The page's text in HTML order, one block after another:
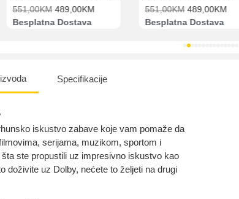
KM 489,00KM
Dostava
551,00KM 489,00KM
Besplatna Dostava
Specifikacije
iskustvo zabave koje vam pomaže da
serijama, muzikom, sportom i
ste propustili uz impresivno iskustvo kao
doživite uz Dolby, nećete to željeti na drugi
Pomoć pri